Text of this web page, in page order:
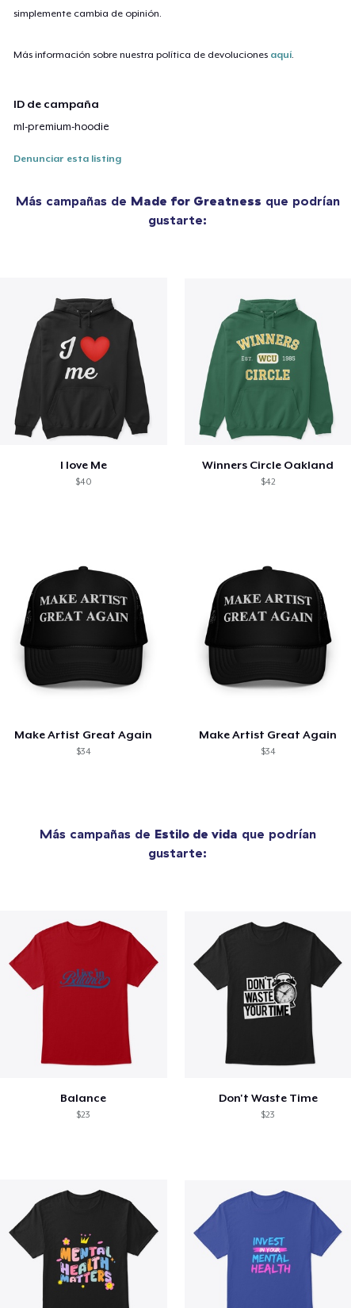
simplemente cambia de opinión.
Más información sobre nuestra política de devoluciones aquí
ID de campaña
ml-premium-hoodie
Denunciar esta listing
Más campañas de Made for Greatness que podrían
gustarte:
I love Me
$40
Winners Circle Oakland
$42
Make Artist Great Again
$34
Make Artist Great Again
$34
Más campañas de Estilo de vida que podrían
gustarte:
Balance
$23
Don't Waste Time
$23